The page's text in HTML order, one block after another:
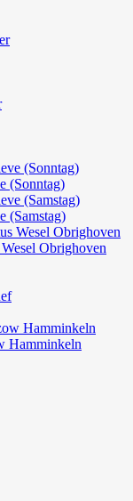
(Sonntag)
(Samstag)
Obrighoven
Hamminkeln